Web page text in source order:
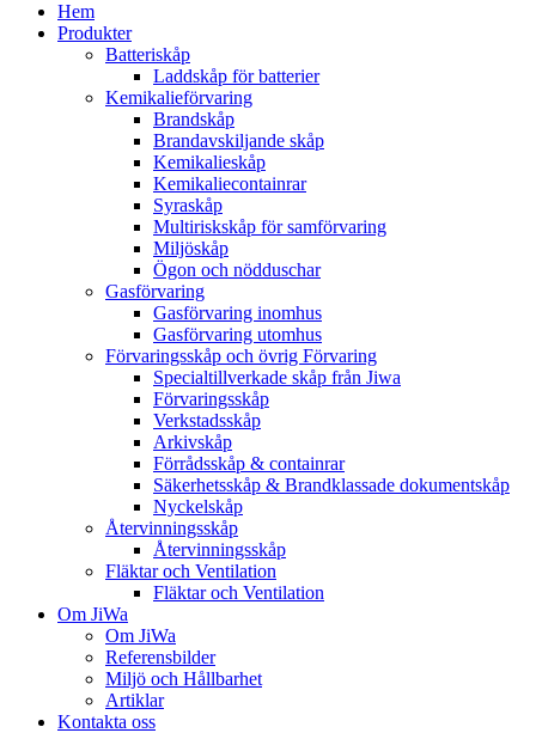
Hem
Produkter
Batteriskåp
Laddskåp för batterier
Kemikalieförvaring
Brandskåp
Brandavskiljande skåp
Kemikalieskåp
Kemikaliecontainrar
Syraskåp
Multiriskskåp för samförvaring
Miljöskåp
Ögon och nödduschar
Gasförvaring
Gasförvaring inomhus
Gasförvaring utomhus
Förvaringsskåp och övrig Förvaring
Specialtillverkade skåp från Jiwa
Förvaringsskåp
Verkstadsskåp
Arkivskåp
Förrådsskåp & containrar
Säkerhetsskåp & Brandklassade dokumentskåp
Nyckelskåp
Återvinningsskåp
Återvinningsskåp
Fläktar och Ventilation
Fläktar och Ventilation
Om JiWa
Om JiWa
Referensbilder
Miljö och Hållbarhet
Artiklar
Kontakta oss